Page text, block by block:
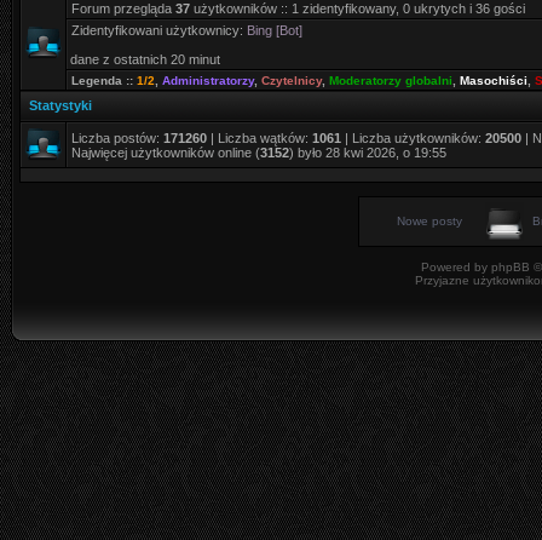
Forum przegląda 37 użytkowników :: 1 zidentyfikowany, 0 ukrytych i 36 gości
Zidentyfikowani użytkownicy: Bing [Bot]
dane z ostatnich 20 minut
Legenda :: 1/2 Administratorzy, Czytelnicy, Moderatorzy globalni Masochiści
Statystyki
Liczba postów: 171260 | Liczba wątków: 1061 | Liczba użytkowników: 20500 |
Najwięcej użytkowników online (3152) było 28 kwi 2026, o 19:55
Nowe posty
Powered by phpBB
Przyjazne